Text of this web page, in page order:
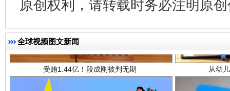
原创权利，请转载时务必注明原
全球视频图文新闻
受贿1.44亿！段成刚被判无期 从幼